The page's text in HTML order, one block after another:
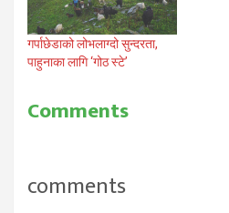
गर्पाछेडाको लोभलाग्दो सुन्दरता,
पाहुनाका लागि ‘गोठ स्टे’
Comments
comments